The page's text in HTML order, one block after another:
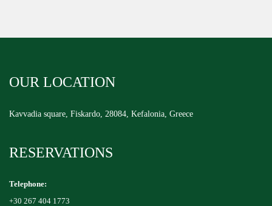
OUR LOCATION
Kavvadia square, Fiskardo, 28084, Kefalonia, Greece
RESERVATIONS
Telephone:
+30 267 404 1773